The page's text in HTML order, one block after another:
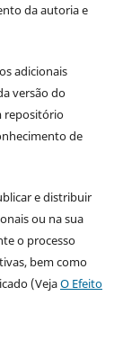
da autoria e
adicionais
versão do
repositório
de
e distribuir
ou na sua
o processo
bem como
(VejaO Efeito